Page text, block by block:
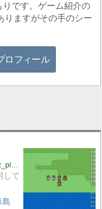
です。ゲーム紹介の
りますがその手のシー
ロフィール
https://c-busujima.com/2025/06/17/prgmaker_mz_plugin/
して
島